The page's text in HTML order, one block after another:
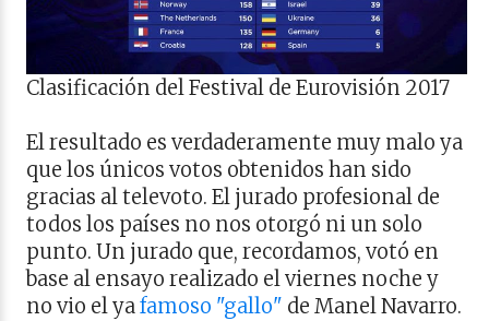
Clasificación del Festival de Eurovisión 2017
El resultado es verdaderamente muy malo ya
que los únicos votos obtenidos han sido
gracias al televoto. El jurado profesional de
todos los países no nos otorgó ni un solo
punto. Un jurado que, recordamos, votó en
base al ensayo realizado el viernes noche y
no vio el yafamoso "gallo" de Manel Navarro.